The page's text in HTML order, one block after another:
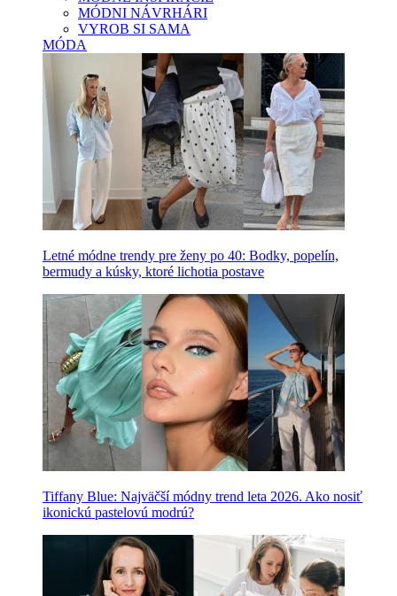
MÓDNI NÁVRHÁRI
VYROB SI SAMA
MÓDA
Letné módne trendy pre ženy po 40: Bodky, popelín,
bermudy a kúsky, ktoré lichotia postave
Tiffany Blue: Najväčší módny trend leta 2026. Ako nosiť
ikonickú pastelovú modrú?